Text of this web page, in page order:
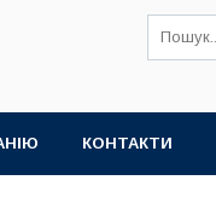
КОНТАКТИ